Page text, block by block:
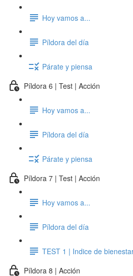
Hoy vamos a...
Píldora del día
Párate y piensa
Píldora 6 | Test | Acción
Hoy vamos a...
Píldora del día
Párate y piensa
Píldora 7 | Test | Acción
Hoy vamos a...
Píldora del día
TEST 1 | Indice de
Píldora 8 | Acción